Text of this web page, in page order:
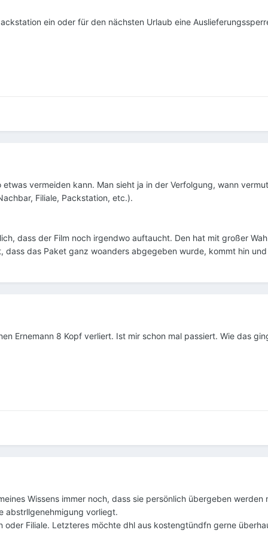
ein oder für den nächsten Urlaub eine
vermeiden kann. Man sieht ja in der Verfolgung, wann
Filiale, Packstation, etc.).
dass der Film noch irgendwo auftaucht. Den hat mit großer
dass das Paket ganz woanders abgegeben wurde, kommt hin
Ernemann 8 Kopf verliert. Ist mir schon mal passiert. Wie das
Wissens immer noch, dass sie persönlich übergeben
abstrllgenehmigung vorliegt.
oder Filiale. Letzteres möchte dhl aus kostengtündfn gerne